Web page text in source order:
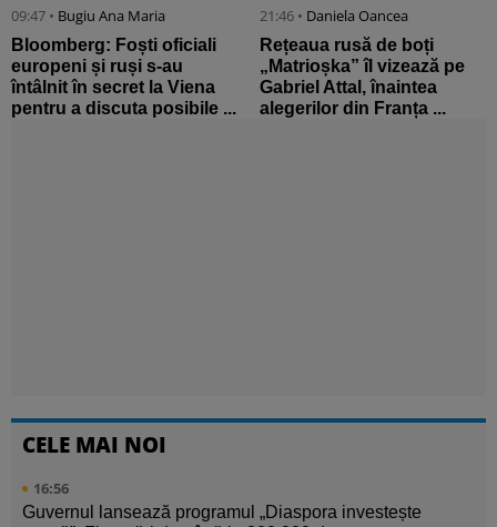
09:47 • Bugiu ⁠Ana Maria
Bloomberg: Foști oficiali
europeni și ruși s-au
întâlnit în secret la Viena
pentru a discuta posibile ...
21:46 • Daniela Oancea
Rețeaua rusă de boți
„Matrioșka” îl vizează pe
Gabriel Attal, înaintea
alegerilor din Franța ...
CELE MAI NOI
16:56
Guvernul lansează programul „Diaspora investește